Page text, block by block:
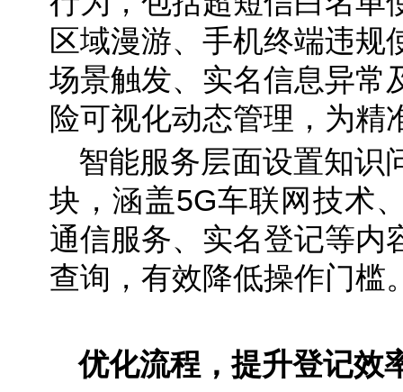
区域漫游、手机终端违规
场景触发、实名信息异常
险可视化动态管理，为精
智能服务层面设置知识
块，涵盖5G车联网技术
通信服务、实名登记等内
查询，有效降低操作门槛
优化流程，提升登记效